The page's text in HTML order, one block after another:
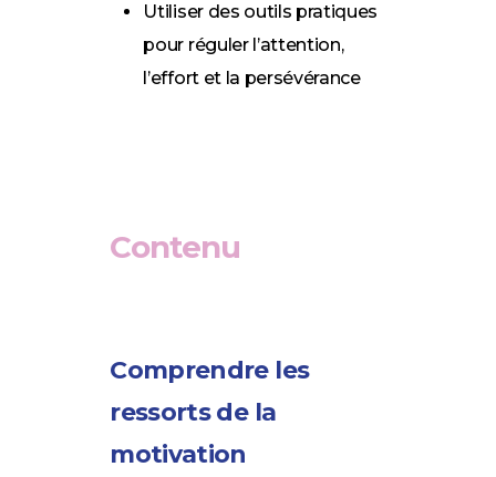
Utiliser des outils pratiques
pour réguler l’attention,
l’effort et la persévérance
Contenu
Comprendre les
ressorts de la
motivation